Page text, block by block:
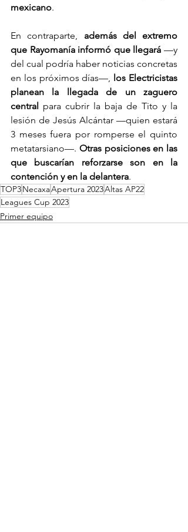
mexicano.
En contraparte, además del extremo
que Rayomanía informó que llegará —y
del cual podría haber noticias concretas
en los próximos días—, los Electricistas
planean la llegada de un zaguero
central para cubrir la baja de Tito y la
lesión de Jesús Alcántar —quien estará
3 meses fuera por romperse el quinto
metatarsiano—. Otras posiciones en las
que buscarían reforzarse son en la
contención y en la delantera.
TOP3NecaxaApertura 2023Altas AP22
Leagues Cup 2023
Primer equipo